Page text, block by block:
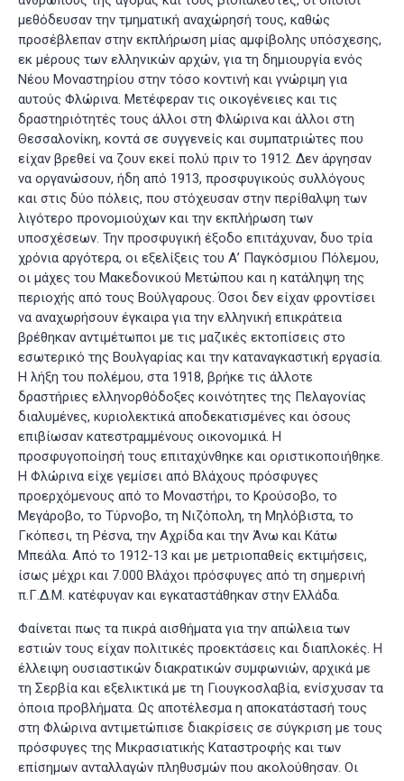
μεθόδευσαν την τμηματική αναχώρησή τους, καθώς
προσέβλεπαν στην εκπλήρωση μίας αμφίβολης υπόσχεσης,
εκ μέρους των ελληνικών αρχών, για τη δημιουργία ενός
Νέου Μοναστηρίου στην τόσο κοντινή και γνώριμη για
αυτούς Φλώρινα. Μετέφεραν τις οικογένειες και τις
δραστηριότητές τους άλλοι στη Φλώρινα και άλλοι στη
Θεσσαλονίκη, κοντά σε συγγενείς και συμπατριώτες που
είχαν βρεθεί να ζουν εκεί πολύ πριν το 1912. Δεν άργησαν
να οργανώσουν, ήδη από 1913, προσφυγικούς συλλόγους
και στις δύο πόλεις, που στόχευσαν στην περίθαλψη των
λιγότερο προνομιούχων και την εκπλήρωση των
υποσχέσεων. Την προσφυγική έξοδο επιτάχυναν, δυο τρία
χρόνια αργότερα, οι εξελίξεις του Α’ Παγκόσμιου Πόλεμου,
οι μάχες του Μακεδονικού Μετώπου και η κατάληψη της
περιοχής από τους Βούλγαρους. Όσοι δεν είχαν φροντίσει
να αναχωρήσουν έγκαιρα για την ελληνική επικράτεια
βρέθηκαν αντιμέτωποι με τις μαζικές εκτοπίσεις στο
εσωτερικό της Βουλγαρίας και την καταναγκαστική εργασία.
Η λήξη του πολέμου, στα 1918, βρήκε τις άλλοτε
δραστήριες ελληνορθόδοξες κοινότητες της Πελαγονίας
διαλυμένες, κυριολεκτικά αποδεκατισμένες και όσους
επιβίωσαν κατεστραμμένους οικονομικά. Η
προσφυγοποίησή τους επιταχύνθηκε και οριστικοποιήθηκε.
Η Φλώρινα είχε γεμίσει από Βλάχους πρόσφυγες
προερχόμενους από το Μοναστήρι, το Κρούσοβο, το
Μεγάροβο, το Τύρνοβο, τη Νιζόπολη, τη Μηλόβιστα, το
Γκόπεσι, τη Ρέσνα, την Αχρίδα και την Άνω και Κάτω
Μπεάλα. Από το 1912-13 και με μετριοπαθείς εκτιμήσεις,
ίσως μέχρι και 7.000 Βλάχοι πρόσφυγες από τη σημερινή
π.Γ.Δ.Μ. κατέφυγαν και εγκαταστάθηκαν στην Ελλάδα.
Φαίνεται πως τα πικρά αισθήματα για την απώλεια των
εστιών τους είχαν πολιτικές προεκτάσεις και διαπλοκές. Η
έλλειψη ουσιαστικών διακρατικών συμφωνιών, αρχικά με
τη Σερβία και εξελικτικά με τη Γιουγκοσλαβία, ενίσχυσαν τα
όποια προβλήματα. Ως αποτέλεσμα η αποκατάστασή τους
στη Φλώρινα αντιμετώπισε διακρίσεις σε σύγκριση με τους
πρόσφυγες της Μικρασιατικής Καταστροφής και των
επίσημων ανταλλαγών πληθυσμών που ακολούθησαν. Οι